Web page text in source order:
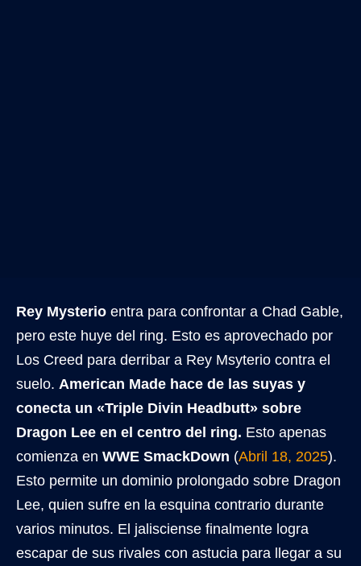
Rey Mysterio entra para confrontar a Chad Gable,
pero este huye del ring. Esto es aprovechado por
Los Creed para derribar a Rey Msyterio contra el
suelo. American Made hace de las suyas y
conecta un «Triple Divin Headbutt» sobre
Dragon Lee en el centro del ring. Esto apenas
comienza en WWE SmackDown (Abril 18, 2025).
Esto permite un dominio prolongado sobre Dragon
Lee, quien sufre en la esquina contrario durante
varios minutos. El jalisciense finalmente logra
escapar de sus rivales con astucia para llegar a su